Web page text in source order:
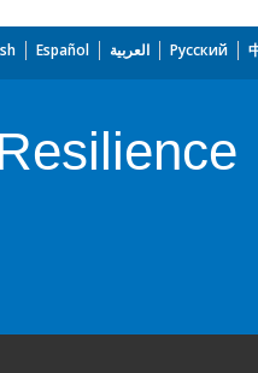
Español العربية Русский